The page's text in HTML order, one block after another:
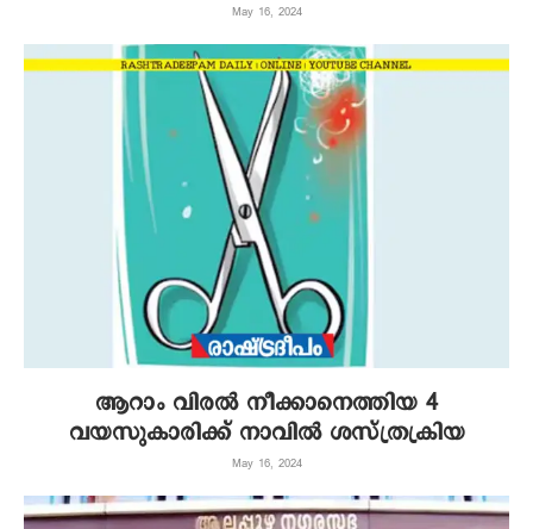
May 16, 2024
ആറാം വിരൽ നീക്കാനെത്തിയ 4
വയസുകാരിക്ക് നാവിൽ ശസ്ത്രക്രിയ
May 16, 2024